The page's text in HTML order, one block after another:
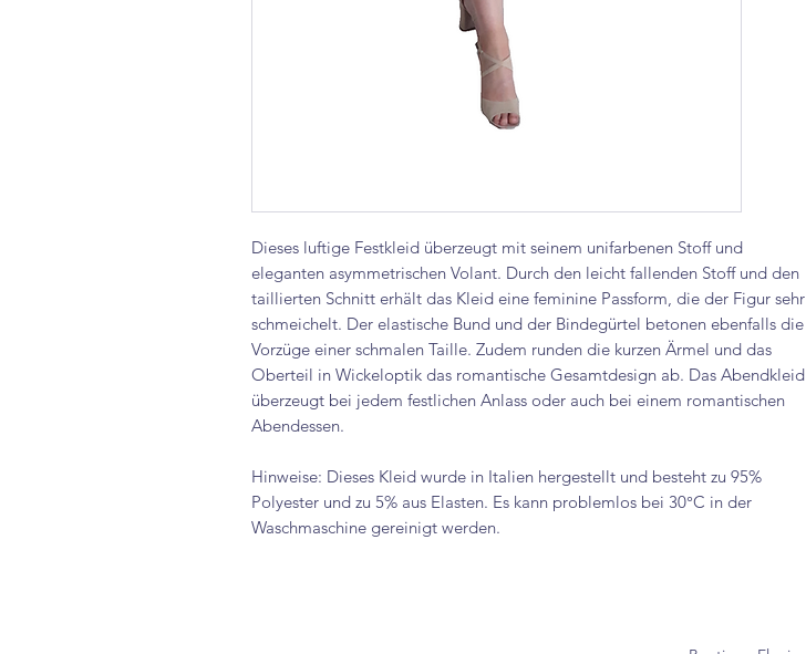
Dieses luftige Festkleid überzeugt mit seinem unifarbenen Stoff und
eleganten asymmetrischen Volant. Durch den leicht fallenden Stoff und den
taillierten Schnitt erhält das Kleid eine feminine Passform, die der Figur sehr
schmeichelt. Der elastische Bund und der Bindegürtel betonen ebenfalls die
Vorzüge einer schmalen Taille. Zudem runden die kurzen Ärmel und das
Oberteil in Wickeloptik das romantische Gesamtdesign ab. Das Abendkleid
überzeugt bei jedem festlichen Anlass oder auch bei einem romantischen
Abendessen.
Hinweise: Dieses Kleid wurde in Italien hergestellt und besteht zu 95%
Polyester und zu 5% aus Elasten. Es kann problemlos bei 30°C in der
Waschmaschine gereinigt werden.